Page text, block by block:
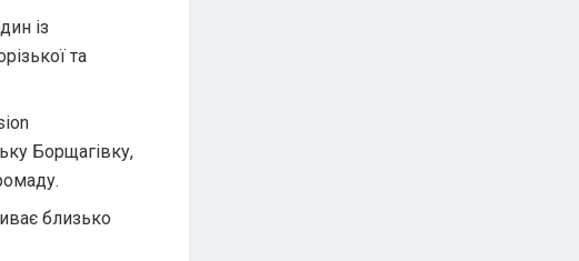
із
та
Борщагівку,
близько